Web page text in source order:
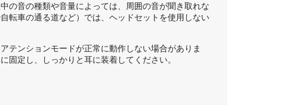
の音の種類や音量によっては、周囲の音が聞き取れな
転車の通る道など）では、ヘッドセットを使用しない
テンションモードが正常に動作しない場合がありま
固定し、しっかりと耳に装着してください。